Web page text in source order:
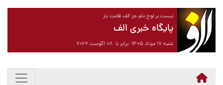
نیست بر لوح دلم جز الف قامت یار
پایگاه خبری الف
شنبه ۱۷ مرداد ۱۴۰۵ برابر با ۰۸ آگوست ۲۰۲۶